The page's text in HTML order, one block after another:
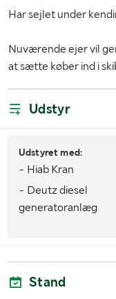
Har sejlet under
Nuværende ejer vil
at sætte køber ind i
Udstyr
Udstyret med:
- Hiab Kran
- Deutz diesel
generatoranlæg
Stand